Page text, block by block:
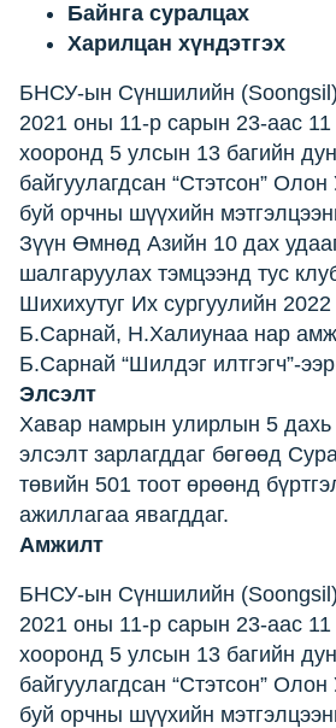
Байнга суралцах
Харилцан хүндэтгэх
БНСУ-ын Сүншилийн (Soongsil)
2021 оны 11-р сарын 23-аас
хооронд 5 улсын 13 багийн
байгуулагдсан “Стэтсон”
буй орчны шүүхийн
Зүүн Өмнөд Азийн 10 дах
шалгаруулах тэмцээнд тус
Шихихутуг Их сургуулийн 2022
Б.Сарнай, Н.Халиунаа нар
Б.Сарнай “Шилдэг илтгэгч”-
Элсэлт
Хавар намрын улирлын 5 дахь
элсэлт зарлагддаг бөгөөд
төвийн 501 тоот өрөөнд
ажиллагаа явагддаг.
Амжилт
БНСУ-ын Сүншилийн (Soongsil)
2021 оны 11-р сарын 23-аас
хооронд 5 улсын 13 багийн
байгуулагдсан “Стэтсон”
буй орчны шүүхийн